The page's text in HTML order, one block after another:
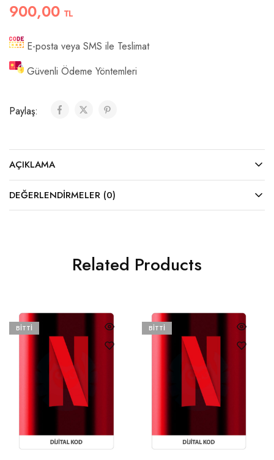
900,00 TL
E-posta veya SMS ile Teslimat
Güvenli Ödeme Yöntemleri
Paylaş:
AÇIKLAMA
DEĞERLENDIRMELER (0)
Related Products
BITTI BITTI